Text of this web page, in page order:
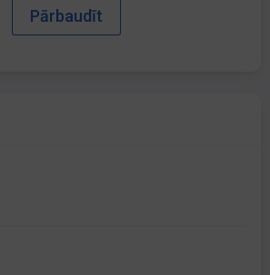
Pārbaudīt